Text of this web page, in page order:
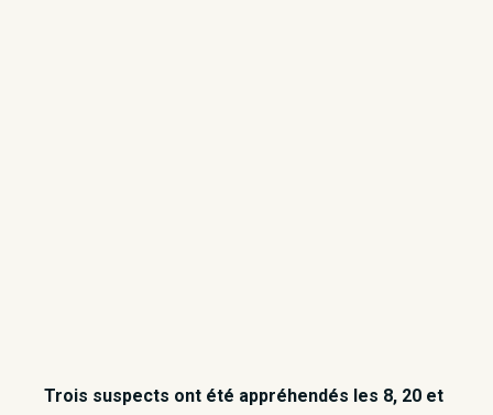
Trois suspects ont été appréhendés les 8, 20 et